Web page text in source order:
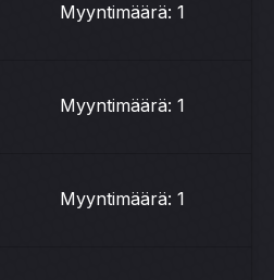
Myyntimäärä: 1
Myyntimäärä: 1
Myyntimäärä: 1